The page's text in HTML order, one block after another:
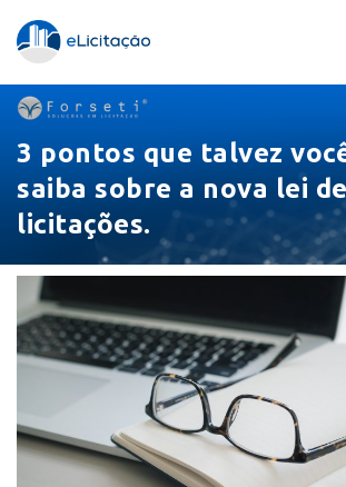
3 pontos que talvez
saiba sobre a nova lei de
licitações.